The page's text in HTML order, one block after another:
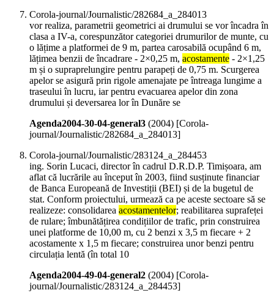
Corola-journal/Journalistic/282684_a_284013
vor realiza, parametrii geometrici ai drumului se vor încadra în
clasa a IV-a, corespunzător categoriei drumurilor de munte, cu
o lățime a platformei de 9 m, partea carosabilă ocupând 6 m,
lățimea benzii de încadrare - 2×0,25 m, acostamente - 2×1,25
m și o supraprelungire pentru parapeți de 0,75 m. Scurgerea
apelor se asigură prin rigole amenajate pe întreaga lungime a
traseului în lucru, iar pentru evacuarea apelor din zona
drumului și deversarea lor în Dunăre se
Agenda2004-30-04-general3 (2004) [Corola-
journal/Journalistic/282684_a_284013]
Corola-journal/Journalistic/283124_a_284453
ing. Sorin Lucaci, director în cadrul D.R.D.P. Timișoara, am
aflat că lucrările au început în 2003, fiind susținute financiar
de Banca Europeană de Investiții (BEI) și de la bugetul de
stat. Conform proiectului, urmează ca pe aceste sectoare să se
realizeze: consolidarea acostamentelor; reabilitarea suprafeței
de rulare; îmbunătățirea condițiilor de trafic, prin construirea
unei platforme de 10,00 m, cu 2 benzi x 3,5 m fiecare + 2
acostamente x 1,5 m fiecare; construirea unor benzi pentru
circulația lentă (în total 10
Agenda2004-49-04-general2 (2004) [Corola-
journal/Journalistic/283124_a_284453]